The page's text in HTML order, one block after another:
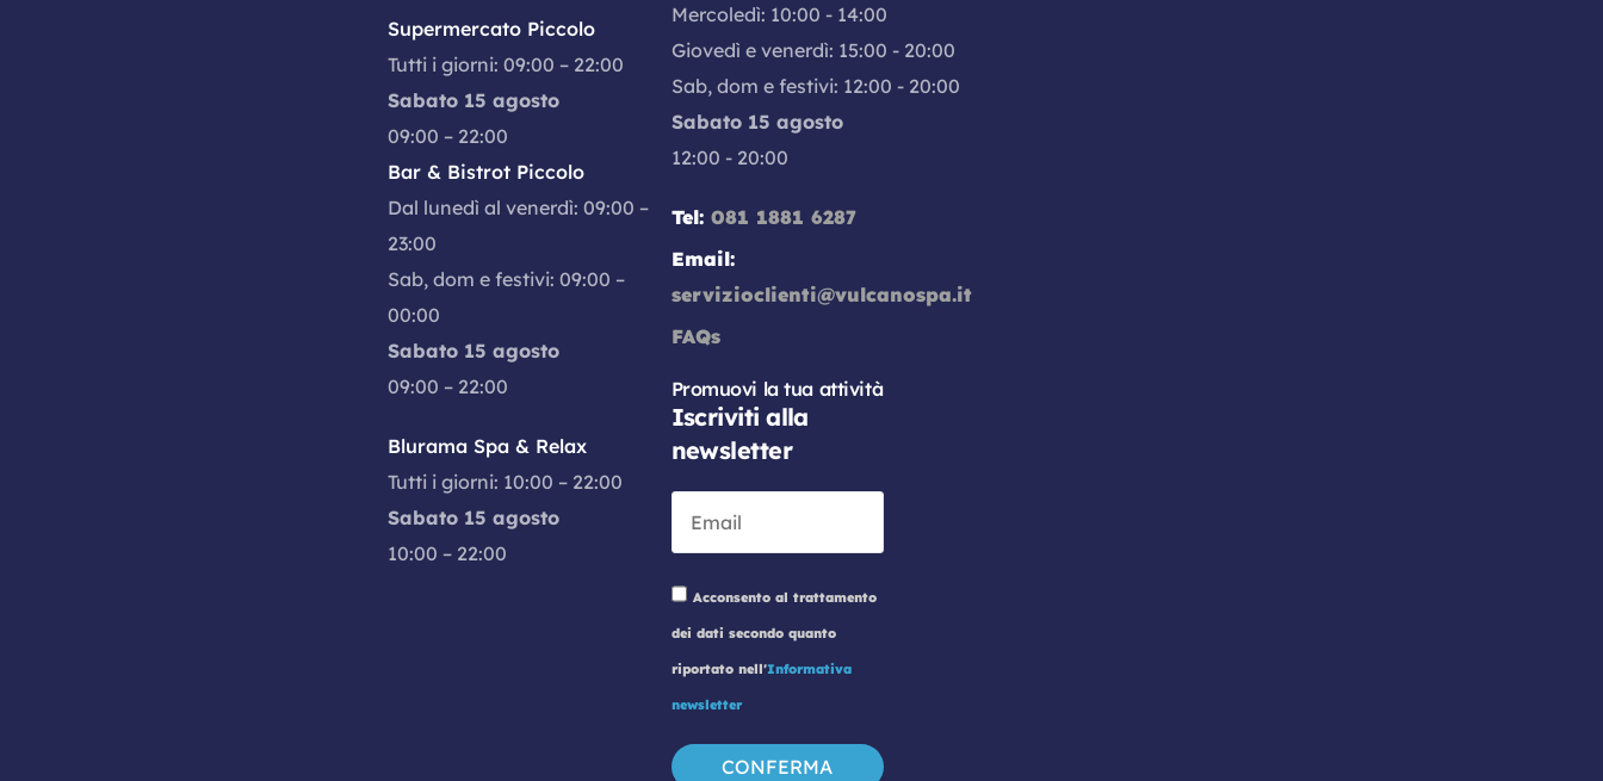
Supermercato Piccolo
Tutti i giorni: 09:00 – 22:00
Sabato 15 agosto
09:00 – 22:00
Bar & Bistrot Piccolo
Dal lunedì al venerdì: 09:00 –
23:00
Sab, dom e festivi: 09:00 –
00:00
Sabato 15 agosto
09:00 – 22:00
Blurama Spa & Relax
Tutti i giorni: 10:00 – 22:00
Sabato 15 agosto
10:00 – 22:00
Mercoledì: 10:00 - 14:00
Giovedì e venerdì: 15:00 - 20:00
Sab, dom e festivi: 12:00 - 20:00
Sabato 15 agosto
12:00 - 20:00
Tel:081 1881 6287
Email:
servizioclienti@vulcanospa.it
FAQs
Promuovi la tua attività
Iscriviti alla
newsletter
Acconsento al trattamento
dei dati secondo quanto
riportato nell'Informativa
newsletter